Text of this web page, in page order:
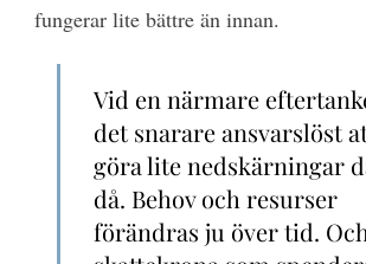
fungerar lite bättre än innan.
Vid en närmare
det snarare ansvarslöst
göra lite nedskärningar
då. Behov och resurser
förändras ju över tid.